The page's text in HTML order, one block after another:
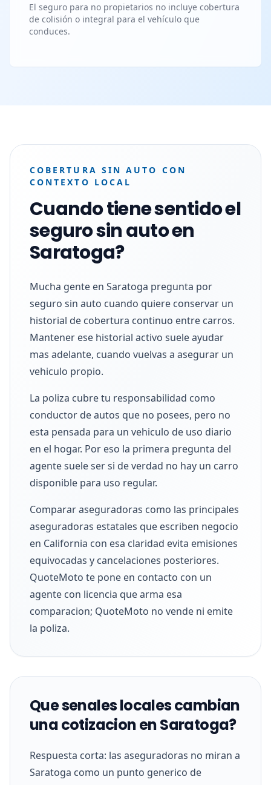
El seguro para no propietarios no incluye cobertura
de colisión o integral para el vehículo que
conduces.
COBERTURA SIN AUTO CON
CONTEXTO LOCAL
Cuando tiene sentido el
seguro sin auto en
Saratoga?
Mucha gente en Saratoga pregunta por
seguro sin auto cuando quiere conservar un
historial de cobertura continuo entre carros.
Mantener ese historial activo suele ayudar
mas adelante, cuando vuelvas a asegurar un
vehiculo propio.
La poliza cubre tu responsabilidad como
conductor de autos que no posees, pero no
esta pensada para un vehiculo de uso diario
en el hogar. Por eso la primera pregunta del
agente suele ser si de verdad no hay un carro
disponible para uso regular.
Comparar aseguradoras como las principales
aseguradoras estatales que escriben negocio
en California con esa claridad evita emisiones
equivocadas y cancelaciones posteriores.
QuoteMoto te pone en contacto con un
agente con licencia que arma esa
comparacion; QuoteMoto no vende ni emite
la poliza.
Que senales locales cambian
una cotizacion en Saratoga?
Respuesta corta: las aseguradoras no miran a
Saratoga como un punto generico de